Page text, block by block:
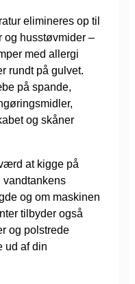
elimineres op til
og husstøvmider –
med allergi
rundt på gulvet.
på spande,
og skåner
at kigge på
vandtankens
og om maskinen
tilbyder også
og polstrede
ud af din